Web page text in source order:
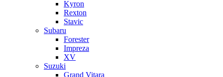
Kyron
Rexton
Stavic
Subaru
Forester
Impreza
XV
Suzuki
Grand Vitara